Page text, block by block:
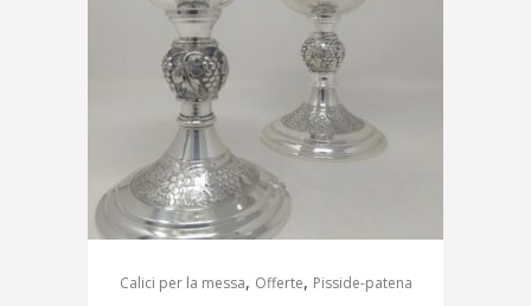
Calici per la messa, Offerte, Pisside-patena